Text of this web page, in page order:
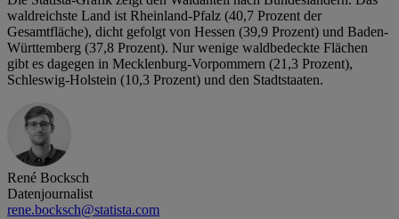
waldreichste Land ist Rheinland-Pfalz (40,7 Prozent der
Gesamtfläche), dicht gefolgt von Hessen (39,9 Prozent) und Baden-
Württemberg (37,8 Prozent). Nur wenige waldbedeckte Flächen
gibt es dagegen in Mecklenburg-Vorpommern (21,3 Prozent),
Schleswig-Holstein (10,3 Prozent) und den Stadtstaaten.
René Bocksch
Datenjournalist
rene.bocksch@statista.com